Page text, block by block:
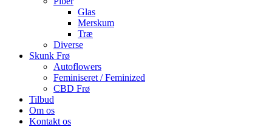
Glas
Merskum
Træ
Diverse
Skunk Frø
Autoflowers
Feminiseret / Feminized
CBD Frø
Tilbud
Om os
Kontakt os